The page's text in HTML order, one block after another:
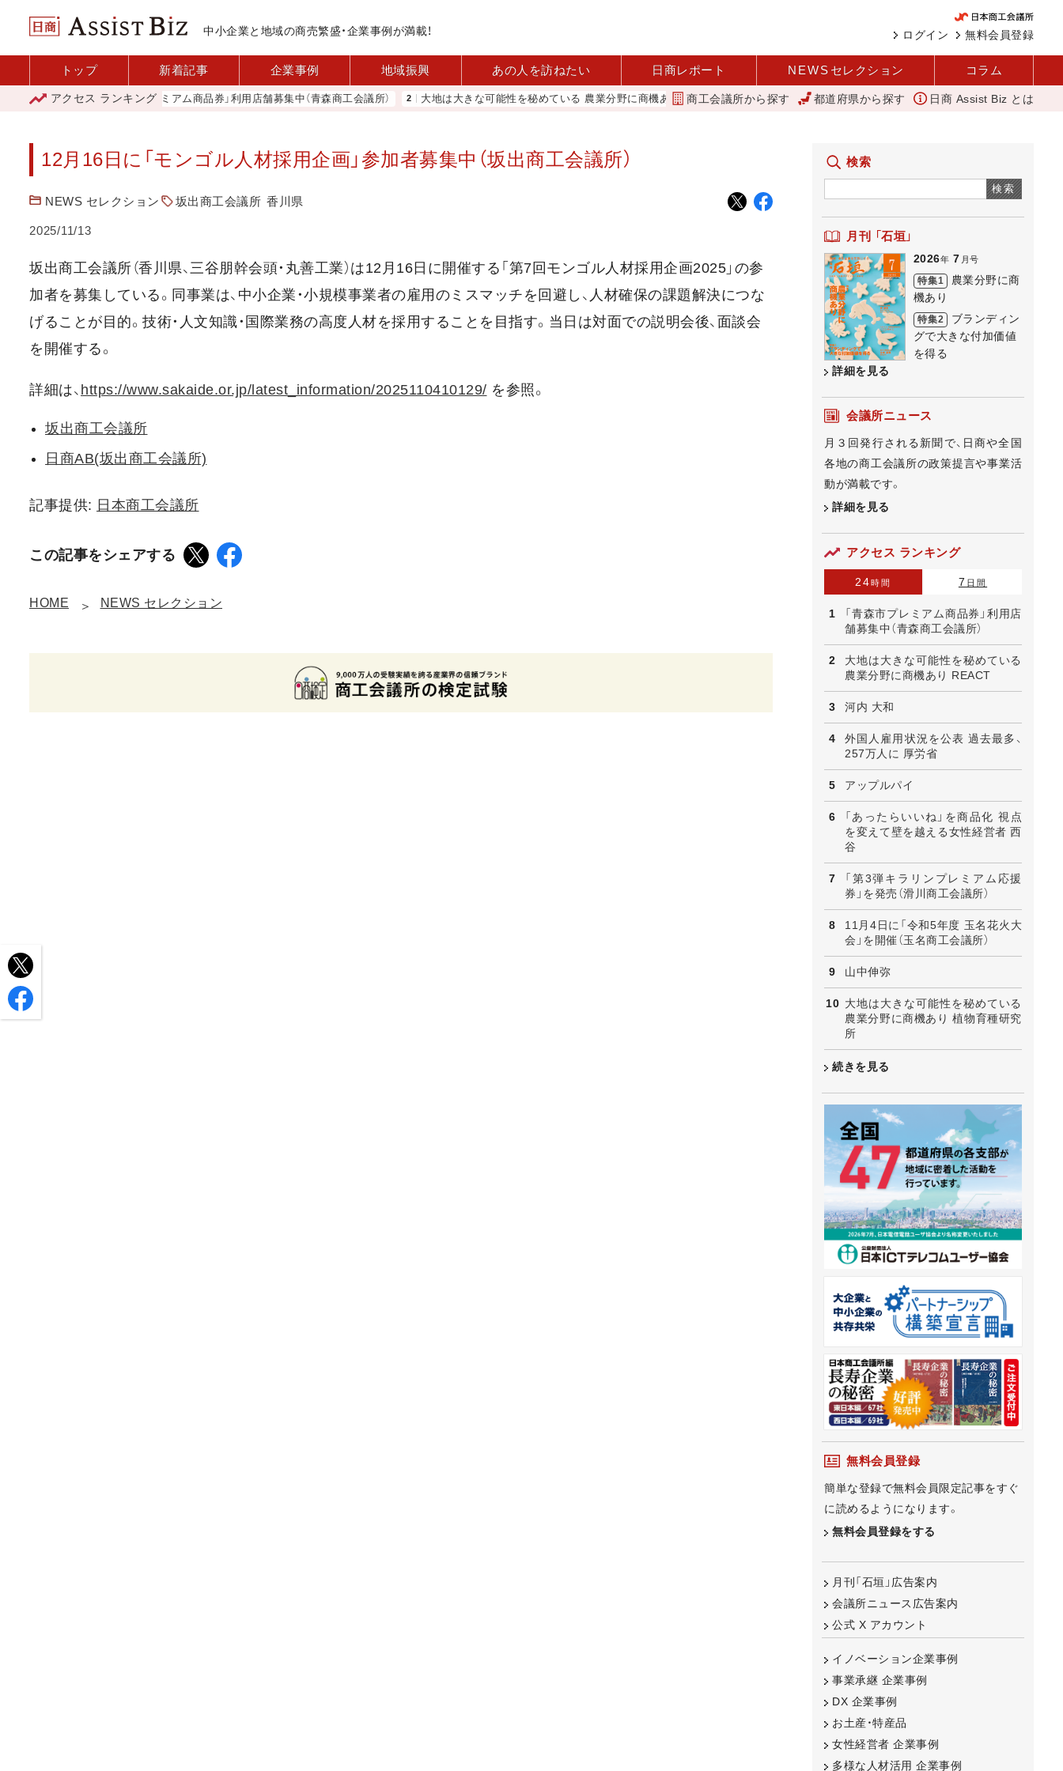
中小企業と地域の商売繁盛・企業事例が満載！ 無料会員登録
ログイン
トップ 新着記事 企業事例 地域振興 あの人を訪ねたい 日商レポート NEWS セレクション コラム
アクセス ランキング
「青森市プレミアム商品券」利用店舗募集中（青森商工会議所） 大地は大きな可能性を秘めている 農業分野に商機あり REACT 河内 大和 外国人雇用状況を公表 過去最多、257万人に 厚労省
商工会議所から探す 都道府県から探す 日商 Assist Biz とは
12月16日に「モンゴル人材採用企画」参加者募集中（坂出商工会議所）
NEWS セレクション 坂出商工会議所 香川県
2025/11/13
坂出商工会議所（香川県、三谷朋幹会頭・丸善工業）は12月16日に開催する「第7回モンゴル人材採用企画2025」の参
加者を募集している。同事業は、中小企業・小規模事業者の雇用のミスマッチを回避し、人材確保の課題解決につな
げることが目的。技術・人文知識・国際業務の高度人材を採用することを目指す。当日は対面での説明会後、面談会
を開催する。
詳細は、 https://www.sakaide.or.jp/latest_information/2025110410129/ を参照。
坂出商工会議所
日商AB(坂出商工会議所)
記事提供: 日本商工会議所
この記事をシェアする
HOME NEWS セレクション
検索
検索
月刊 「石垣」
2026年 7 月号
特集1
農業分野に商
機あり
特集2
ブランディン
グで大きな付加価値
を得る
詳細を見る
会議所ニュース
月３回発行される新聞で、日商や全国
各地の商工会議所の政策提言や事業活
動が満載です。
詳細を見る
アクセス ランキング
24時間 7 日間
「青森市プレミアム商品券」利用店
舗募集中（青森商工会議所）
大地は大きな可能性を秘めている
農業分野に商機あり REACT
河内 大和
外国人雇用状況を公表 過去最多、
257万人に 厚労省
アップルパイ
「あったらいいね」を商品化 視点
を変えて壁を越える女性経営者 西
谷
「第3弾キラリンプレミアム応援
券」を発売（滑川商工会議所）
11月4日に「令和5年度 玉名花火大
会」を開催（玉名商工会議所）
山中伸弥
大地は大きな可能性を秘めている
農業分野に商機あり 植物育種研究
所
続きを見る
無料会員登録
簡単な登録で無料会員限定記事をすぐ
に読めるようになります。
無料会員登録をする
月刊「石垣」広告案内
会議所ニュース広告案内
公式 X アカウント
イノベーション企業事例
事業承継 企業事例
DX 企業事例
お土産・特産品
女性経営者 企業事例
多様な人材活用 企業事例